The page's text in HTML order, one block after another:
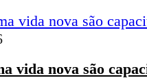
vida nova são